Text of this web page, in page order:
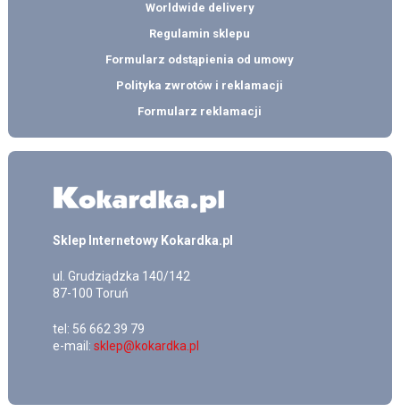
Worldwide delivery
Regulamin sklepu
Formularz odstąpienia od umowy
Polityka zwrotów i reklamacji
Formularz reklamacji
Sklep Internetowy Kokardka.pl
ul. Grudziądzka 140/142
87-100 Toruń
tel: 56 662 39 79
e-mail: sklep@kokardka.pl